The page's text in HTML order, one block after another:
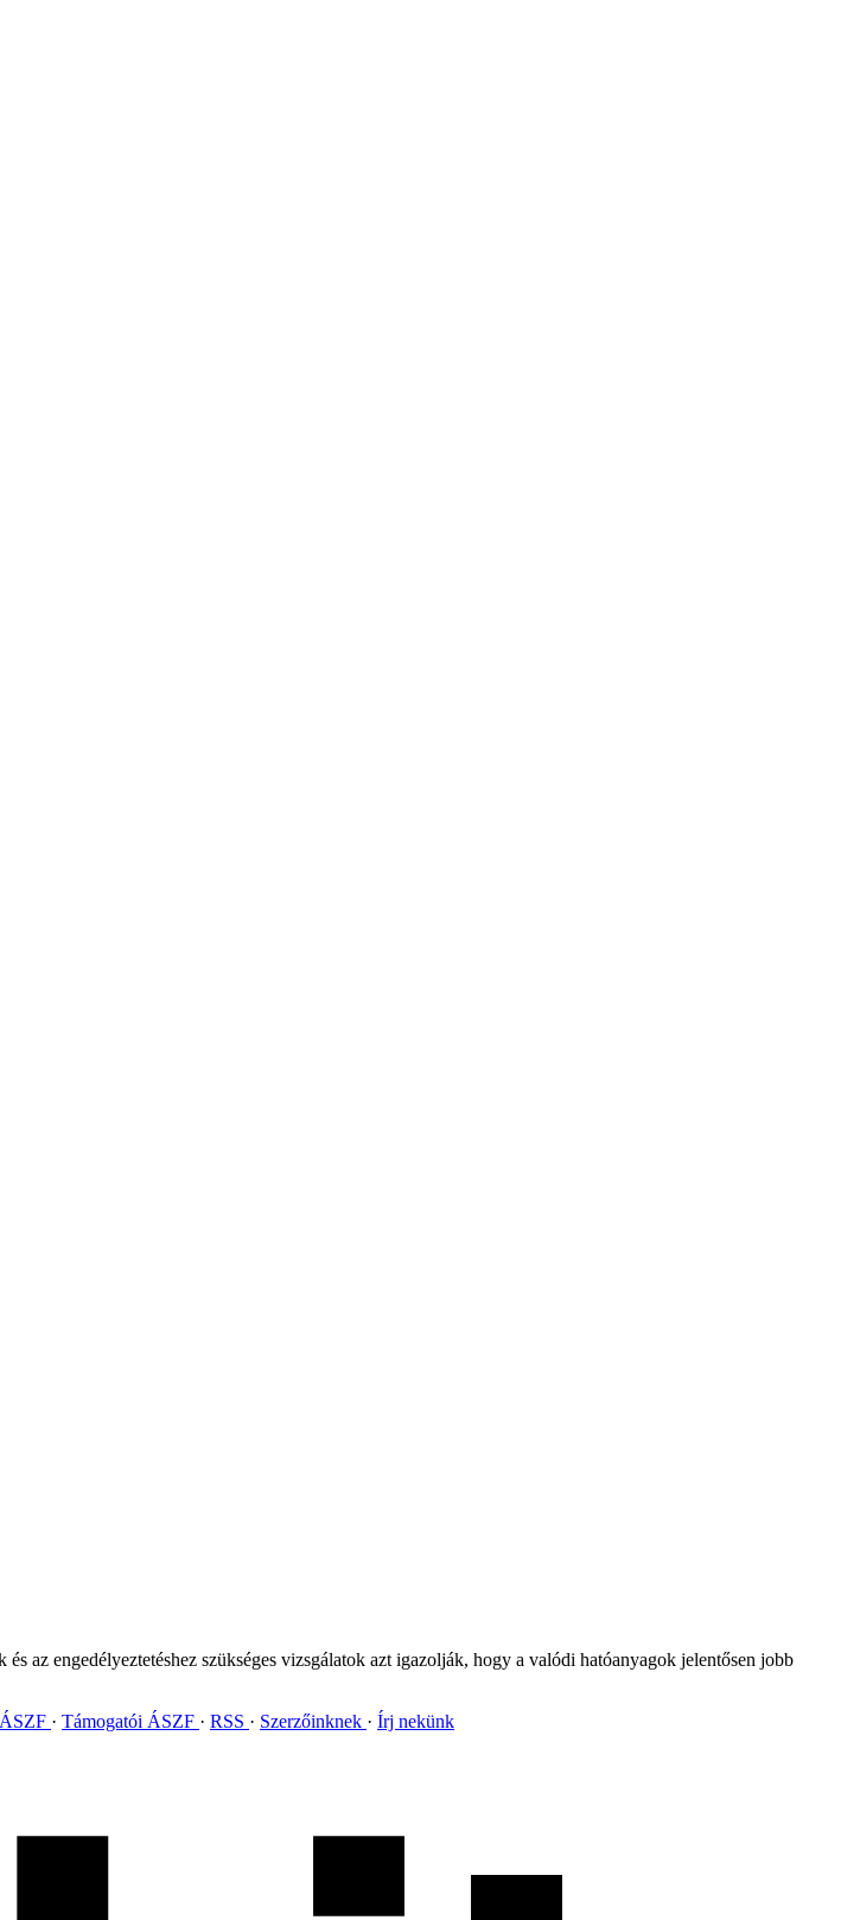
az engedélyeztetéshez szükséges vizsgálatok azt igazolják, hogy a valódi hatóanyagok jelentősen jobb
Támogatói ÁSZF RSS Szerzőinknek Írj nekünk